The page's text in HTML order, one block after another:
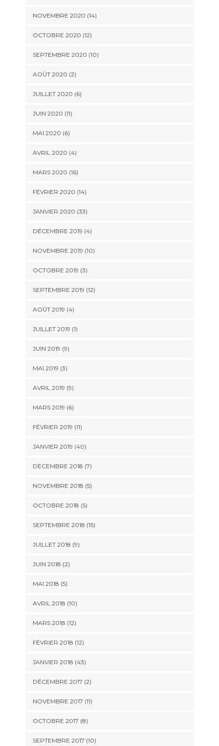
NOVEMBRE 2020 (14)
OCTOBRE 2020 (12)
SEPTEMBRE 2020 (10)
AOÛT 2020 (2)
JUILLET 2020 (6)
JUIN 2020 (11)
MAI 2020 (6)
AVRIL 2020 (4)
MARS 2020 (16)
FÉVRIER 2020 (14)
JANVIER 2020 (33)
DÉCEMBRE 2019 (4)
NOVEMBRE 2019 (10)
OCTOBRE 2019 (3)
SEPTEMBRE 2019 (12)
AOÛT 2019 (4)
JUILLET 2019 (1)
JUIN 2019 (9)
MAI 2019 (3)
AVRIL 2019 (9)
MARS 2019 (6)
FÉVRIER 2019 (11)
JANVIER 2019 (40)
DÉCEMBRE 2018 (7)
NOVEMBRE 2018 (5)
OCTOBRE 2018 (5)
SEPTEMBRE 2018 (15)
JUILLET 2018 (9)
JUIN 2018 (2)
MAI 2018 (5)
AVRIL 2018 (10)
MARS 2018 (12)
FÉVRIER 2018 (12)
JANVIER 2018 (43)
DÉCEMBRE 2017 (2)
NOVEMBRE 2017 (11)
OCTOBRE 2017 (8)
SEPTEMBRE 2017 (10)